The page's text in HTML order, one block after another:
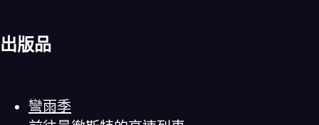
出版品
彎雨季